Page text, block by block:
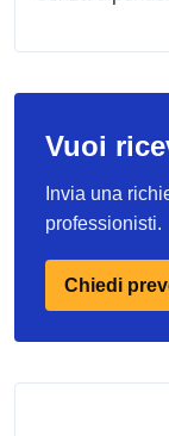
Vuoi
Invia una
professionisti.
Chiedi